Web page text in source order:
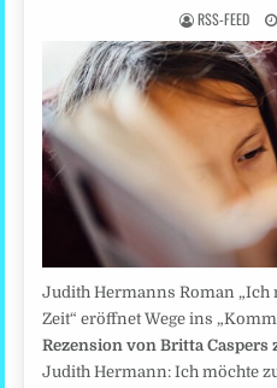
RSS-FEED
Judith Hermanns Roman „Ich
Zeit“ eröffnet Wege ins
Rezension von Britta Caspers
Judith Hermann: Ich möchte